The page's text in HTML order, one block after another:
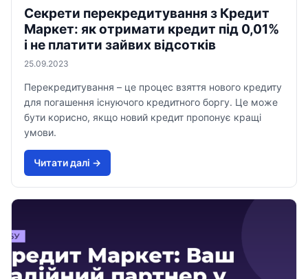
Секрети перекредитування з Кредит
Маркет: як отримати кредит під 0,01%
і не платити зайвих відсотків
25.09.2023
Перекредитування – це процес взяття нового кредиту
для погашення існуючого кредитного боргу. Це може
бути корисно, якщо новий кредит пропонує кращі
умови.
Читати далi →